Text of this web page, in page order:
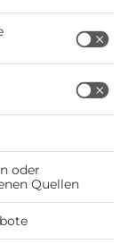
Wir freuen